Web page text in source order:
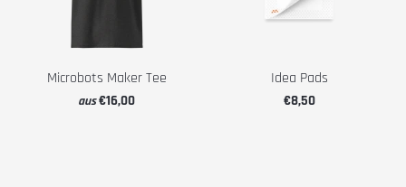
Microbots Maker Tee
aus€16,00
Idea Pads
€8,50